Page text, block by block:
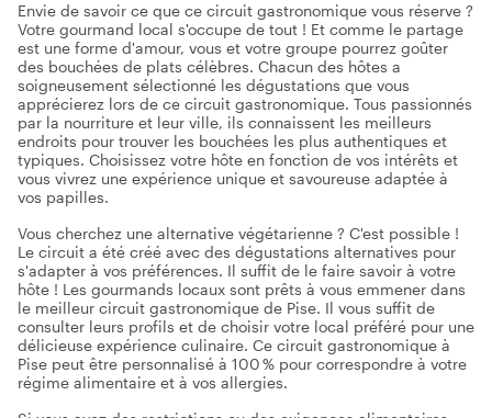
Envie de savoir ce que ce circuit gastronomique vous réserve ?
Votre gourmand local s'occupe de tout ! Et comme le partage
est une forme d'amour, vous et votre groupe pourrez goûter
des bouchées de plats célèbres. Chacun des hôtes a
soigneusement sélectionné les dégustations que vous
apprécierez lors de ce circuit gastronomique. Tous passionnés
par la nourriture et leur ville, ils connaissent les meilleurs
endroits pour trouver les bouchées les plus authentiques et
typiques. Choisissez votre hôte en fonction de vos intérêts et
vous vivrez une expérience unique et savoureuse adaptée à
vos papilles.
Vous cherchez une alternative végétarienne ? C'est possible !
Le circuit a été créé avec des dégustations alternatives pour
s'adapter à vos préférences. Il suffit de le faire savoir à votre
hôte ! Les gourmands locaux sont prêts à vous emmener dans
le meilleur circuit gastronomique de Pise. Il vous suffit de
consulter leurs profils et de choisir votre local préféré pour une
délicieuse expérience culinaire. Ce circuit gastronomique à
Pise peut être personnalisé à 100 % pour correspondre à votre
régime alimentaire et à vos allergies.